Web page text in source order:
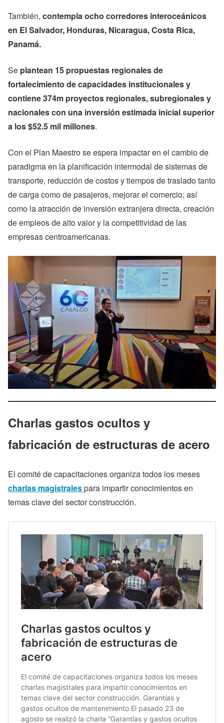
También, contempla ocho corredores interoceánicos
en El Salvador, Honduras, Nicaragua, Costa Rica,
Panamá.
Se plantean 15 propuestas regionales de
fortalecimiento de capacidades institucionales y
contiene 374m proyectos regionales, subregionales y
nacionales con una inversión estimada inicial superior
a los $52.5 mil millones.
Con el Plan Maestro se espera impactar en el cambio de
paradigma en la planificación intermodal de sistemas de
transporte, reducción de costos y tiempos de traslado tanto
de carga como de pasajeros, mejorar el comercio; así
como la atracción de inversión extranjera directa, creación
de empleos de alto valor y la competitividad de las
empresas centroamericanas.
Charlas gastos ocultos y
fabricación de estructuras de acero
El comité de capacitaciones organiza todos los meses
charlas magistralespara impartir conocimientos en
temas clave del sector construcción.